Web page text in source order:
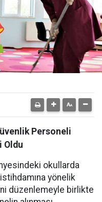
Personeli
Oldu
okullarda
yönelik
düzenlemeyle birlikte